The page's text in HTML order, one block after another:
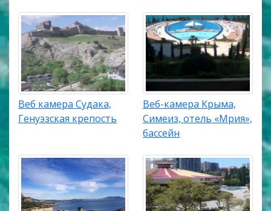
Веб камера Судака,
Генуэзская крепость
Веб-камера Крыма,
Симеиз, отель «Мрия»,
бассейн